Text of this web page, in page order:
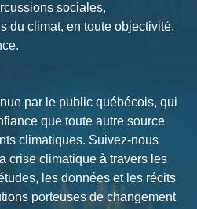
sociales,
du climat, en toute objectivité,
par le public québécois, qui
que toute autre source
climatiques. Suivez-nous
crise climatique à travers les
les données et les récits
porteuses de changement